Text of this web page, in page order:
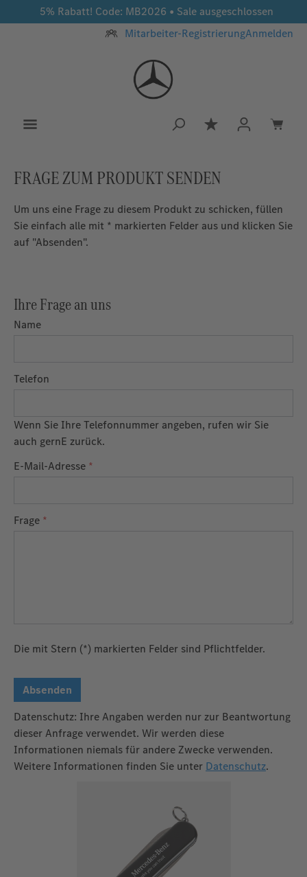
Zum Hauptinhalt springen
5% Rabatt! Code: MB2026 • Sale ausgeschlossen
Mitarbeiter-RegistrierungAnmelden
Du hast 0
FRAGE ZUM PRODUKT SENDEN
Um uns eine Frage zu diesem Produkt zu schicken, füllen
Sie einfach alle mit * markierten Felder aus und klicken Sie
auf "Absenden".
Ihre Frage an uns
Name
Telefon
Wenn Sie Ihre Telefonnummer angeben, rufen wir Sie
auch gernE zurück.
E-Mail-Adresse *
Frage *
Die mit Stern (*) markierten Felder sind Pflichtfelder.
Absenden
Datenschutz: Ihre Angaben werden nur zur Beantwortung
dieser Anfrage verwendet. Wir werden diese
Informationen niemals für andere Zwecke verwenden.
Weitere Informationen finden Sie unter Datenschutz.